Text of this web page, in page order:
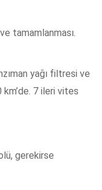
tamamlanması.
yağı filtresi ve
km’de. 7 ileri vites
gerekirse